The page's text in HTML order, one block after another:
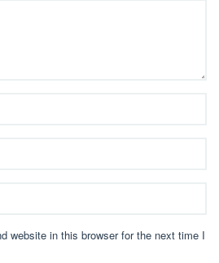
website in this browser for the next time I